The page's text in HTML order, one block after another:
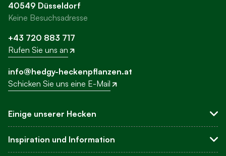
40549 Düsseldorf
Keine Besuchsadresse
+43 720 883 717
Rufen Sie uns an
info@hedgy-heckenpflanzen.at
Schicken Sie uns eine E-Mail
Einige unserer Hecken
Buchsbaum-Ersatz
Inspiration und Information